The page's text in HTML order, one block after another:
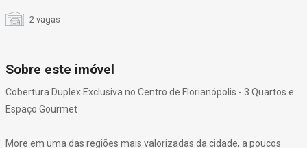
2 vagas
Sobre este imóvel
Cobertura Duplex Exclusiva no Centro de Florianópolis - 3 Quartos e
Espaço Gourmet
More em uma das regiões mais valorizadas da cidade, a poucos